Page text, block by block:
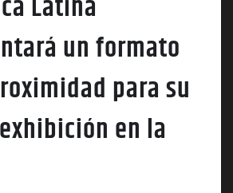
un formato
para su
en la